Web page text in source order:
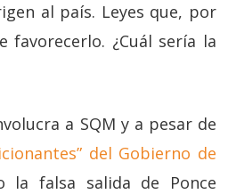
al país. Leyes que, por
favorecerlo. ¿Cuál sería la
a SQM y a pesar de
del Gobierno de
la falsa salida de Ponce